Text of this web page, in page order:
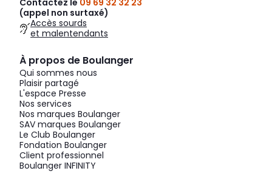
Contactez le 09 69 32 32 23
(appel non surtaxé)
Accès sourds
et malentendants
À propos de Boulanger
Qui sommes nous
Plaisir partagé
L'espace Presse
Nos services
Nos marques Boulanger
SAV marques Boulanger
Le Club Boulanger
Fondation Boulanger
Client professionnel
Boulanger INFINITY